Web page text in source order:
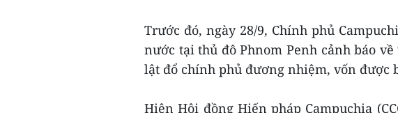
Trước đó, ngày 28/9, Chính phủ
nước tại thủ đô Phnom Penh cảnh báo
lật đổ chính phủ đương nhiệm, vốn được
Hiện Hội đồng Hiến pháp Campuchia